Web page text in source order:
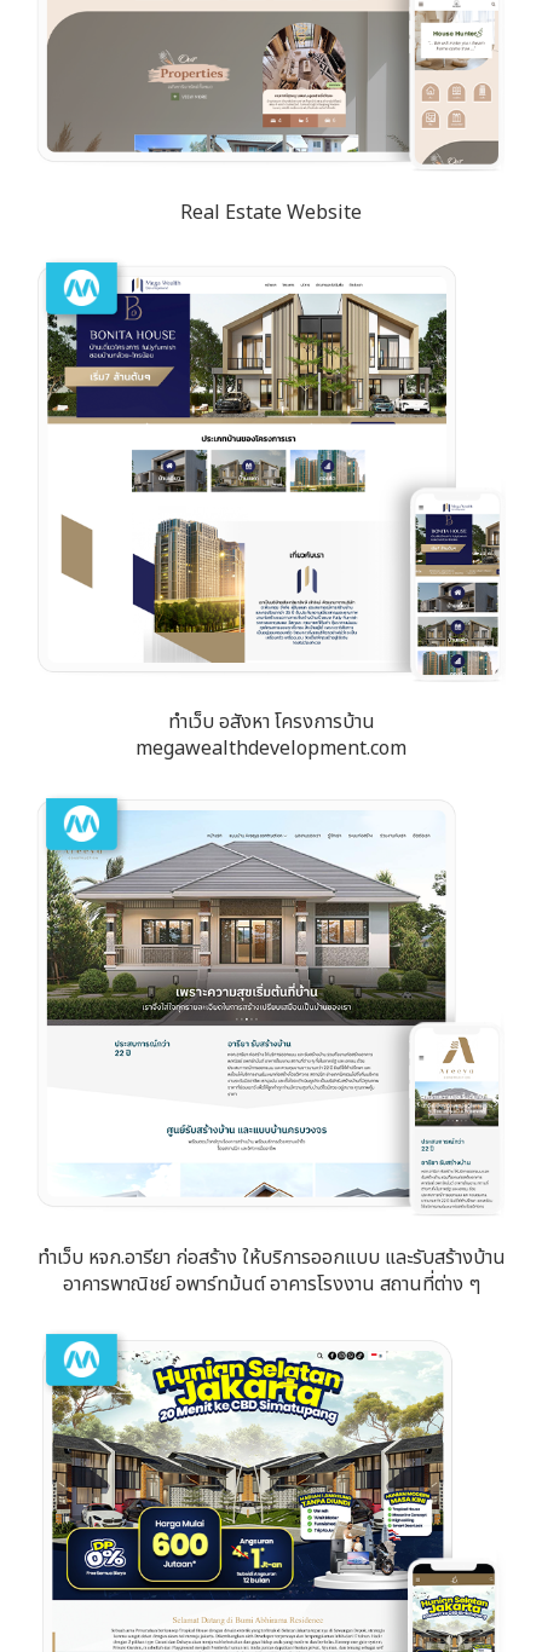
Real Estate Website
ทำเว็บ อสังหา โครงการบ้าน
megawealthdevelopment.com
ทำเว็บ หจก.อารียา ก่อสร้าง ให้บริการออกแบบ และรับสร้างบ้าน
อาคารพาณิชย์ อพาร์ทม้นต์ อาคารโรงงาน สถานที่ต่าง ๆ